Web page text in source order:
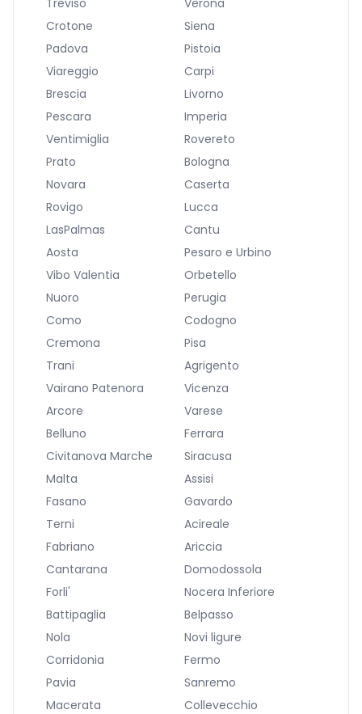
Treviso
Verona
Crotone
Siena
Padova
Pistoia
Viareggio
Carpi
Brescia
Livorno
Pescara
Imperia
Ventimiglia
Rovereto
Prato
Bologna
Novara
Caserta
Rovigo
Lucca
LasPalmas
Cantu
Aosta
Pesaro e Urbino
Vibo Valentia
Orbetello
Nuoro
Perugia
Como
Codogno
Cremona
Pisa
Trani
Agrigento
Vairano Patenora
Vicenza
Arcore
Varese
Belluno
Ferrara
Civitanova Marche
Siracusa
Malta
Assisi
Fasano
Gavardo
Terni
Acireale
Fabriano
Ariccia
Cantarana
Domodossola
Forli'
Nocera Inferiore
Battipaglia
Belpasso
Nola
Novi ligure
Corridonia
Fermo
Pavia
Sanremo
Macerata
Collevecchio